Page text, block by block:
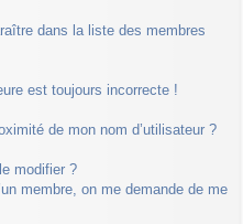
dans la liste des membres
est toujours incorrecte !
de mon nom d’utilisateur ?
modifier ?
membre, on me demande de me